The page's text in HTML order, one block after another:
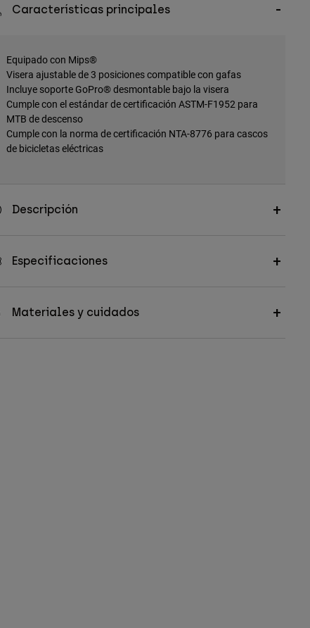
Características principales
Equipado con Mips®
Visera ajustable de 3 posiciones compatible con gafas
Incluye soporte GoPro® desmontable bajo la visera
Cumple con el estándar de certificación ASTM-F1952 para
MTB de descenso
Cumple con la norma de certificación NTA-8776 para cascos
de bicicletas eléctricas
Descripción
Especificaciones
Materiales y cuidados